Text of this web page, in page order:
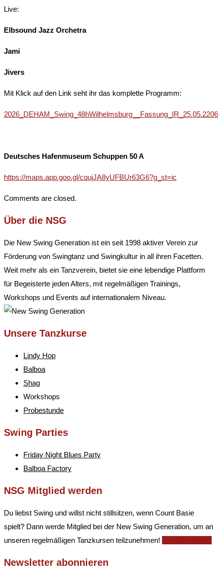
Live:
Elbsound Jazz Orchetra
Jami
Jivers
Mit Klick auf den Link seht ihr das komplette Programm:
Deutsches Hafenmuseum Schuppen 50 A
https://maps.app.goo.gl/cqujJA8yUFBUr63G6?g_st=ic
Comments are closed.
Über die NSG
Die New Swing Generation ist ein seit 1998 aktiver Verein zur
Förderung von Swingtanz und Swingkultur in all ihren Facetten.
Weit mehr als ein Tanzverein, bietet sie eine lebendige Plattform
für Begeisterte jeden Alters, mit regelmäßigen Trainings,
Workshops und Events auf internationalem Niveau.
Unsere Tanzkurse
Lindy Hop
Balboa
Shag
Workshops
Probestunde
Swing Parties
Friday Night Blues Party
Balboa Factory
NSG Mitglied werden
Du liebst Swing und willst nicht stillsitzen, wenn Count Basie
spielt? Dann werde Mitglied bei der New Swing Generation, um an
unseren regelmäßigen Tanzkursen teilzunehmen!
Newsletter abonnieren